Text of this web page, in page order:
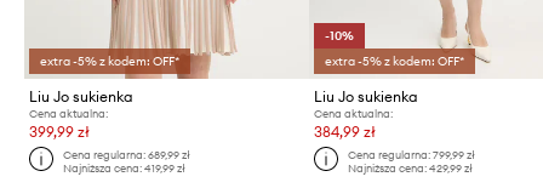
extra -5% z kodem: OFF*
Liu Jo sukienka
Cena aktualna:
399,99 zł
Cena regularna:689,99 zł
Najniższa cena:419,99 zł
-10%
extra -5% z kodem: OFF*
Liu Jo sukienka
Cena aktualna:
384,99 zł
Cena regularna: 799,99 zł
Najniższa cena: 429,99 zł